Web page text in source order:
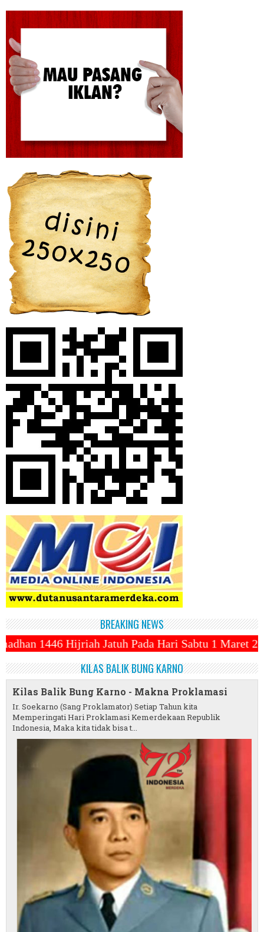
BREAKING NEWS
Pada Hari Sabtu 1 Maret 2025 ~||~ 1 Syawal
KILAS BALIK BUNG KARNO
Kilas Balik Bung Karno - Makna Proklamasi
Ir. Soekarno (Sang Proklamator) Setiap Tahun kita
Memperingati Hari Proklamasi Kemerdekaan Republik
Indonesia, Maka kita tidak bisa t...